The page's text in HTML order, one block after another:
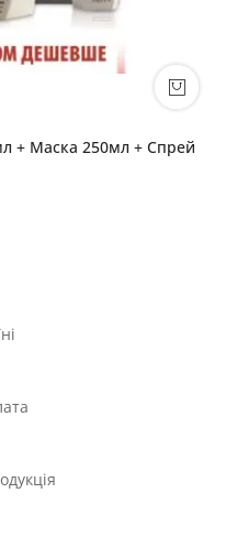
+ Маска 250мл + Спрей